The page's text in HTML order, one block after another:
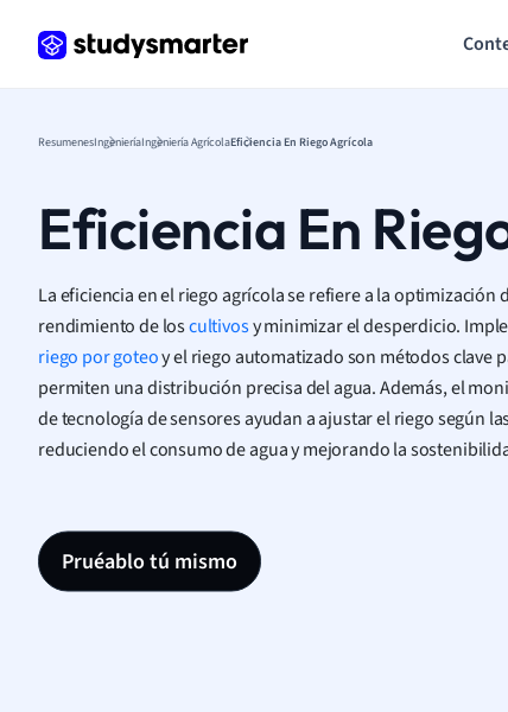
ResumenesIngenieríaIngeniería AgrícolaEficiencia En Riego Agrícola
Eficiencia En
La eficiencia en el riego agrícola se refiere a la optimización
rendimiento de loscultivosy minimizar el desperdicio.
riego por goteoy el riego automatizado son métodos clave
permiten una distribución precisa del agua. Además, el
de tecnología de sensores ayudan a ajustar el riego según
reduciendo el consumo de agua y mejorando la
Pruéablo tú mismo